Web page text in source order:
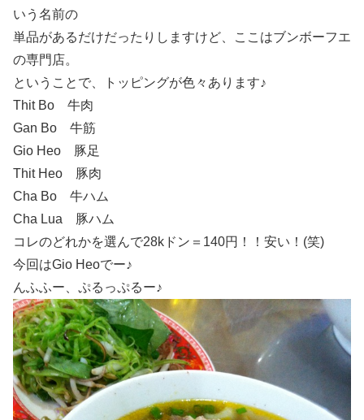
いう名前の
単品があるだけだったりしますけど、ここはブンボーフエ
の専門店。
ということで、トッピングが色々あります♪
Thit Bo 牛肉
Gan Bo 牛筋
Gio Heo 豚足
Thit Heo 豚肉
Cha Bo 牛ハム
Cha Lua 豚ハム
コレのどれかを選んで28kドン＝140円！！安い！(笑)
今回はGio Heoでー♪
んふふー、ぷるっぷるー♪